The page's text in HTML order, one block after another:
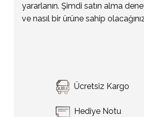
Sepetinizde ürün
Go To Shop
yararlanın. Şimdi satın alma
ve nasıl bir ürüne sahip
Ücretsiz Kargo
Hediye Notu